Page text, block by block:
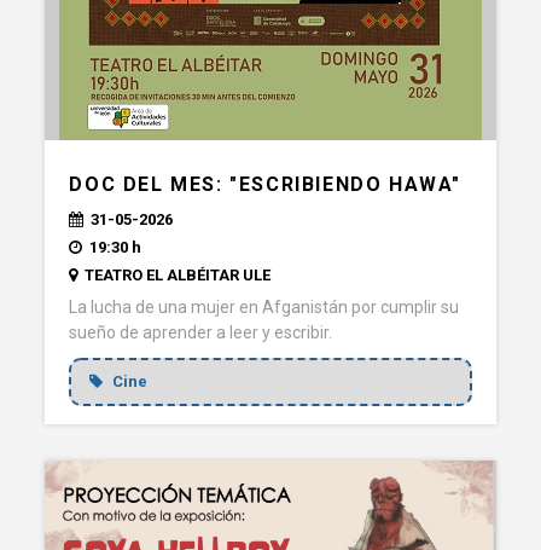
DOC DEL MES: "ESCRIBIENDO HAWA"
31-05-2026
19:30 h
TEATRO EL ALBÉITAR ULE
La lucha de una mujer en Afganistán por cumplir su
sueño de aprender a leer y escribir.
Cine